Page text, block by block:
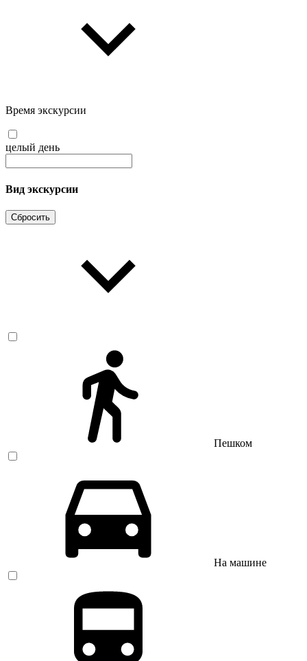
Время экскурсии
целый день
Вид экскурсии
Сбросить
Пешком
На машине